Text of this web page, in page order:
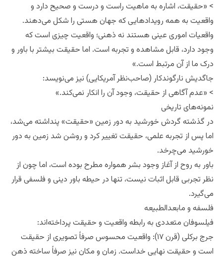
> «حقیقت، اشاره به ماهیت راست و درست و صحیح دارد و
واقعیت به همه رویدادهایی که جهان هستی را شکل می‌دهند.
واقعیات اموری عینی هستند نه ذهنی؛ واقعیت چیزی است که
وجود دارد، قابل مشاهده و تجربه است. اما حقیقت بیشتر با باور و
درک ما از آن مرتبط است.»
جاگدیش نارگوندکار (صاحب‌نظر آمریکایی) نیز می‌نویسد:
> «عدم آگاهی از حقیقت، وجود آن را انکار نمی‌کند.»
نمونه‌های تاریخی
در گذشته گردش خورشید به دور زمین «حقیقت» پنداشته می‌شد،
اما پس از تجربه علمی، حقیقت تغییر کرد و روشن شد زمین به دور
خورشید می‌چرخد.
باور به روح از آغاز وجود بشر همواره مطرح بوده است، اما چون از
نظر تجربی قابل اثبات نیست، تنها در حیطه باور دینی و فلسفی قرار
می‌گیرد.
فلسفه و مابعدالطبیعه
فیلسوفان متعددی به رابطه واقعیت و حقیقت پرداخته‌اند:
جرج برکلی (قرن ۱۷): واقعیت محسوس صرفاً تصویری از حقیقت
است و حقیقت نهایی خداست. زمان و مکان نیز صرفاً ساخته ذهن